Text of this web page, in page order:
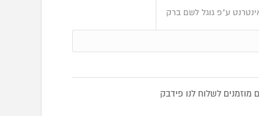
ע"פ גוגל לשם ברק
לשלוח לנו פידבק